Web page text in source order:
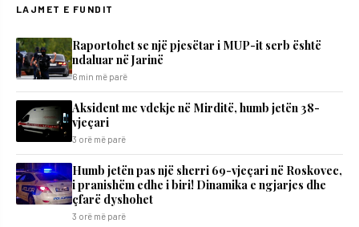
LAJMET E FUNDIT
Raportohet se një pjesëtar i MUP-it serb është
ndaluar në Jarinë
6 min më parë
Aksident me vdekje në Mirditë, humb jetën 38-
vjeçari
3 orë më parë
Humb jetën pas një sherri 69-vjeçari në Roskovec,
i pranishëm edhe i biri! Dinamika e ngjarjes dhe
çfarë dyshohet
3 orë më parë